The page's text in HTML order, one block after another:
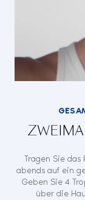
Tragen Sie
abends auf ein
Geben Sie 4
über die